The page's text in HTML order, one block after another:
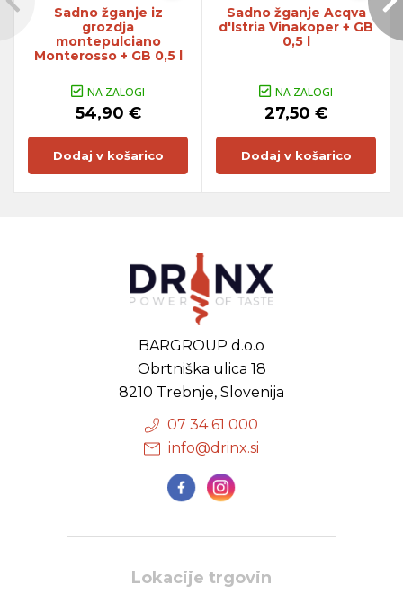
Sadno žganje iz
grozdja
montepulciano
Monterosso + GB 0,5 l
NA ZALOGI
54,90 €
Dodaj v košarico
Sadno žganje Acqva
d'Istria Vinakoper + GB
0,5 l
NA ZALOGI
27,50 €
Dodaj v košarico
BARGROUP d.o.o
Obrtniška ulica 18
8210 Trebnje, Slovenija
07 34 61 000
info@drinx.si
Lokacije trgovin